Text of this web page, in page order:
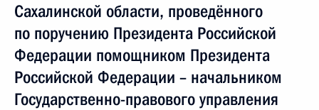
Сахалинской области, проведённого
по поручению Президента Российской
Федерации помощником Президента
Российской Федерации – начальником
Государственно-правового управления